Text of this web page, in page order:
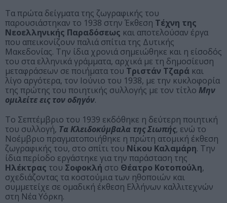
Τα πρώτα δείγματα της ζωγραφικής του
παρουσιάστηκαν το 1938 στην Έκθεση Τέχνη της
Νεοελληνικής Παραδόσεως και αποτελούσαν έργα
που απεικονίζουν παλιά σπίτια της Δυτικής
Μακεδονίας. Την ίδια χρονιά σημειώθηκε και η είσοδός
του στα ελληνικά γράμματα, αρχικά με τη δημοσίευση
μεταφράσεων σε ποιήματα του Τριστάν Τζαρά και
λίγο αργότερα, τον Ιούνιο του 1938, με την κυκλοφορία
της πρώτης του ποιητικής συλλογής με τον τίτλο Μην
ομιλείτε εις τον οδηγόν.
Το Σεπτέμβριο του 1939 εκδόθηκε η δεύτερη ποιητική
του συλλογή, Τα Κλειδοκύμβαλα της Σιωπής, ενώ το
Νοέμβριο πραγματοποιήθηκε η πρώτη ατομική έκθεση
ζωγραφικής του, στο σπίτι του Νίκου Καλαμάρη. Την
ίδια περίοδο εργάστηκε για την παράσταση της
Ηλέκτρας του Σοφοκλή στο Θέατρο Κοτοπούλη,
σχεδιάζοντας τα κοστούμια των ηθοποιών και
συμμετείχε σε ομαδική έκθεση Ελλήνων καλλιτεχνών
στη Νέα Υόρκη.